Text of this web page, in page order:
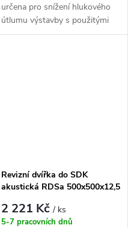
určena pro snížení hlukového
útlumu výstavby s použitými
akustickými deskami. Skládají
Revizní dvířka do SDK
akustická RDSa 500x500x12,5
2 221 Kč/ ks
5-7 pracovních dnů